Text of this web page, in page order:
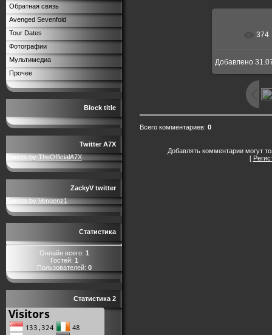
Обратная связь
Avenged Sevenfold
Tour Dates
Фотографии
Мультимедиа
Прочее
Block title
Twitter A7X
Tweets by TheOfficialA7X
ZackyV twitter
Tweets by Vengenz1
Статистика
Онлайн всего: 1
Гостей: 1
Пользователей: 0
Статистика 2
В 374
Добавлено
Всего комментариев: 0
Добавлять комментарии могут
[